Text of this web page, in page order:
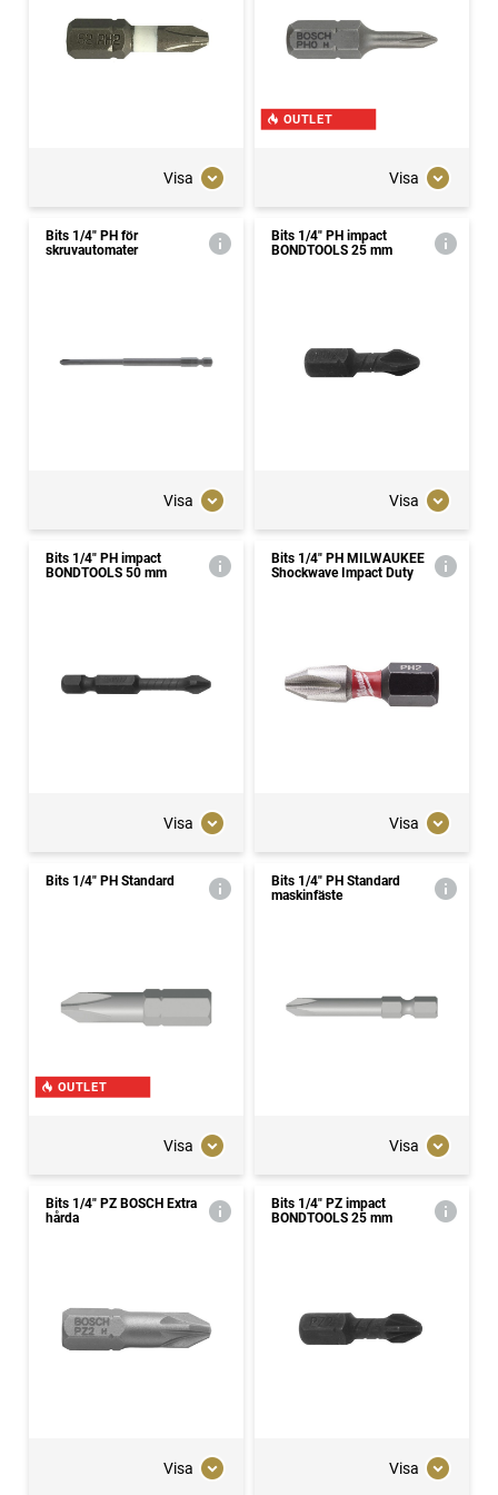
Visa
OUTLET
Visa
Bits 1/4" PH för
skruvautomater
Visa
Bits 1/4" PH impact
BONDTOOLS 25 mm
Visa
Bits 1/4" PH impact
BONDTOOLS 50 mm
Visa
Bits 1/4" PH MILWAUKEE
Shockwave Impact Duty
Visa
Bits 1/4" PH Standard
OUTLET
Visa
Bits 1/4" PH Standard
maskinfäste
Visa
Bits 1/4" PZ BOSCH Extra
hårda
Visa
Bits 1/4" PZ impact
BONDTOOLS 25 mm
Visa